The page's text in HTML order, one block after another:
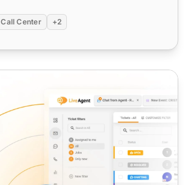
Call Center +2